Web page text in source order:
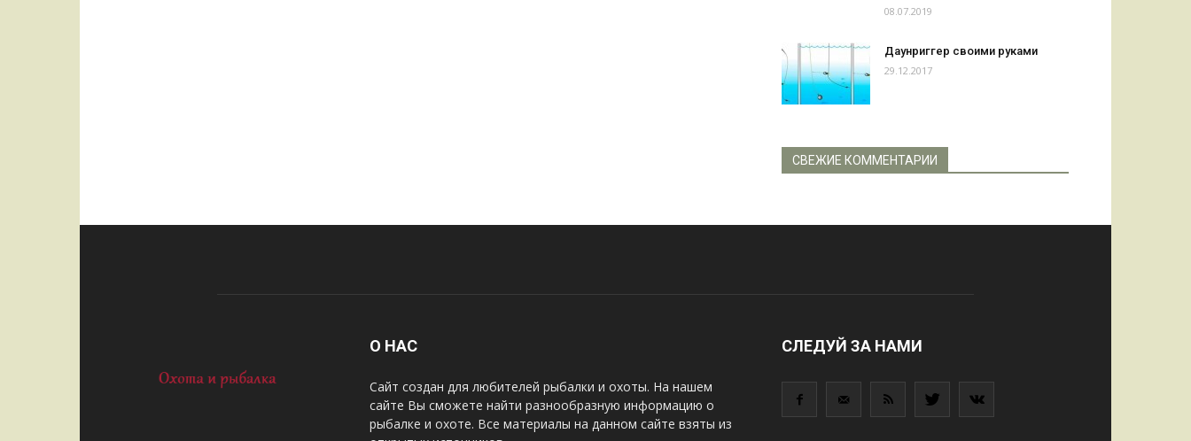
08.07.2019
Даунриггер своими руками
29.12.2017
СВЕЖИЕ КОММЕНТАРИИ
О НАС
Сайт создан для любителей рыбалки и охоты. На нашем
сайте Вы сможете найти разнообразную информацию о
рыбалке и охоте. Все материалы на данном сайте взяты из
СЛЕДУЙ ЗА НАМИ